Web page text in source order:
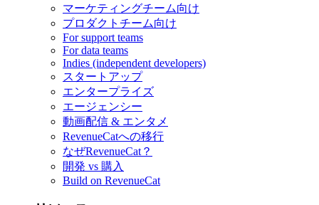
マーケティングチーム向け
プロダクトチーム向け
For support teams
For data teams
Indies (independent developers)
スタートアップ
エンタープライズ
エージェンシー
動画配信 & エンタメ
RevenueCatへの移行
なぜRevenueCat？
開発 vs 購入
Build on RevenueCat